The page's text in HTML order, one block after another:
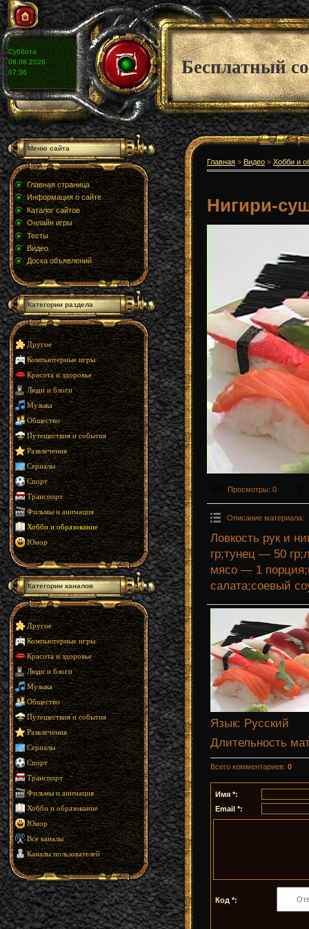
Суббота
08.08.2026
07:36
Бесплатный
Меню сайта
Главная страница
Информация о сайте
Каталог сайтов
Онлайн игры
Тесты
Видео
Доска объявлений
Категории раздела
Другое
Компьютерные игры
Красота и здоровье
Люди и блоги
Музыка
Общество
Путешествия и события
Развлечения
Сериалы
Спорт
Транспорт
Фильмы и анимация
Хобби и образование
Юмор
Категории каналов
Другое
Компьютерные игры
Красота и здоровье
Люди и блоги
Музыка
Общество
Путешествия и события
Развлечения
Сериалы
Спорт
Транспорт
Фильмы и анимация
Хобби и образование
Юмор
Все каналы
Каналы пользователей
Главная » Видео » Хобби и
Нигири-
Просмотры: 0
Описание материала:
Ловкость рук и
гр;тунец — 50
мясо — 1
салата;соевый
Язык: Русский
Длительность
Всего комментариев: 0
Имя *:
Email *:
Код *: